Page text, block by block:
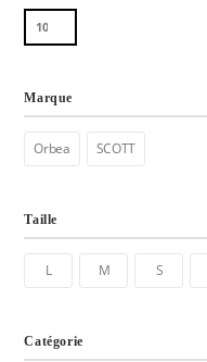
Marque
Orbea SCOTT
Taille
L M S
Catégorie